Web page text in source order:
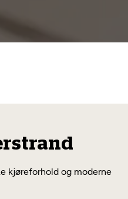
kjøreforhold og moderne